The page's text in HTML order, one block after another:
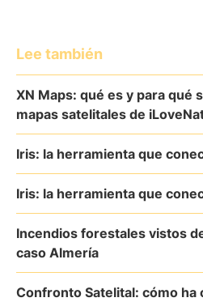
Lee también
XN Maps: qué es y para qué
mapas satelitales de
Iris: la herramienta que
Iris: la herramienta que
Incendios forestales vistos
caso Almería
Confronto Satelital: cómo